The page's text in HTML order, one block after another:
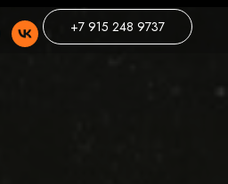
+7 915 248 9737